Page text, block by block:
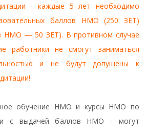
- каждые 5 лет необходимо
баллов НМО (250 ЗЕТ)
НМО — 50 ЗЕТ). В противном случае
работники не смогут заниматься
и не будут допущены к
обучение НМО и курсы НМО по
с выдачей баллов НМО - могут